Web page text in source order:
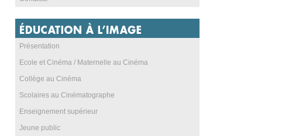
Présentation
Ecole et Cinéma / Maternelle au Cinéma
Collège au Cinéma
Scolaires au Cinématographe
Enseignement supérieur
Jeune public